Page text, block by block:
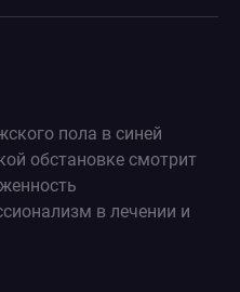
пола в синей
обстановке смотрит
в лечении и